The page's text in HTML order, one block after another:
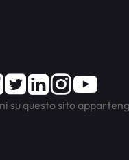
Facebook
TwitterLinkedInInstagram
Youtube
su questo sito